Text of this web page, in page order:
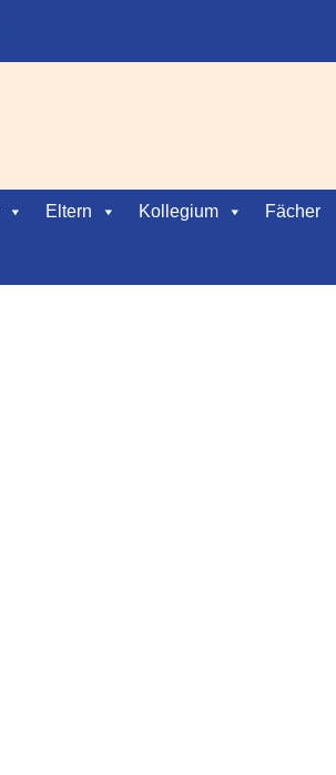
Eltern Kollegium Fächer